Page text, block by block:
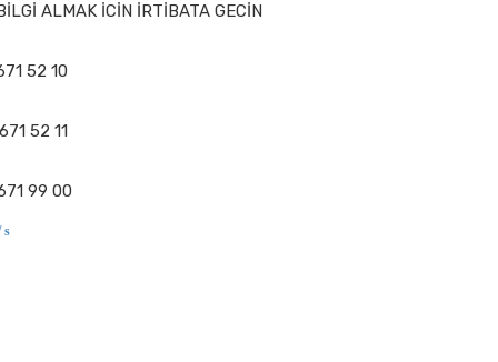
ALMAK İCİN İRTİBATA GECİN
52 10
52 11
99 00
s